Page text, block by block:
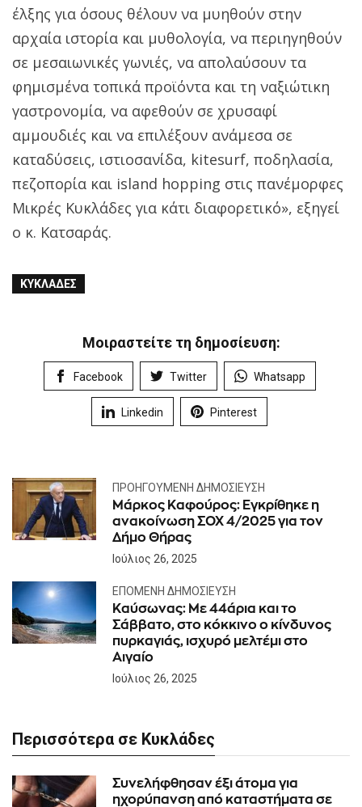
έλξης για όσους θέλουν να μυηθούν στην
αρχαία ιστορία και μυθολογία, να περιηγηθούν
σε μεσαιωνικές γωνιές, να απολαύσουν τα
φημισμένα τοπικά προϊόντα και τη ναξιώτικη
γαστρονομία, να αφεθούν σε χρυσαφί
αμμουδιές και να επιλέξουν ανάμεσα σε
καταδύσεις, ιστιοσανίδα, kitesurf, ποδηλασία,
πεζοπορία και island hopping στις πανέμορφες
Μικρές Κυκλάδες για κάτι διαφορετικό», εξηγεί
ο κ. Κατσαράς.
ΚΥΚΛΆΔΕΣ
Μοιραστείτε τη δημοσίευση:
Facebook Twitter Whatsapp
Linkedin Pinterest
ΠΡΟΗΓΟΎΜΕΝΗ ΔΗΜΟΣΊΕΥΣΗ
Μάρκος Καφούρος: Εγκρίθηκε η
ανακοίνωση ΣΟΧ 4/2025 για τον
Δήμο Θήρας
Ιούλιος 26, 2025
ΕΠΌΜΕΝΗ ΔΗΜΟΣΊΕΥΣΗ
Καύσωνας: Με 44άρια και το
Σάββατο, στο κόκκινο ο κίνδυνος
πυρκαγιάς, ισχυρό μελτέμι στο
Αιγαίο
Ιούλιος 26, 2025
Περισσότερα σε Κυκλάδες
Συνελήφθησαν έξι άτομα για
ηχορύπανση από καταστήματα σε